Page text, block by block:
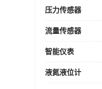
压力传感器
流量传感器
智能仪表
液氮液位计